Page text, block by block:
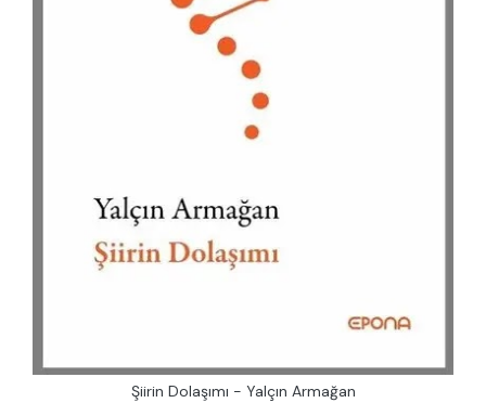
Şiirin Dolaşımı - Yalçın Armağan